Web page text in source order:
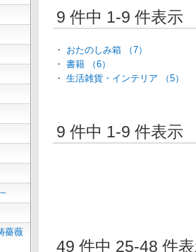
薔薇
9 件中 1-9 件表
・
おたのしみ箱 （7）
・ 書籍 （6）
・ 生活雑貨・インテリア （5）
9 件中 1-9 件表
49 件中 25-48 件